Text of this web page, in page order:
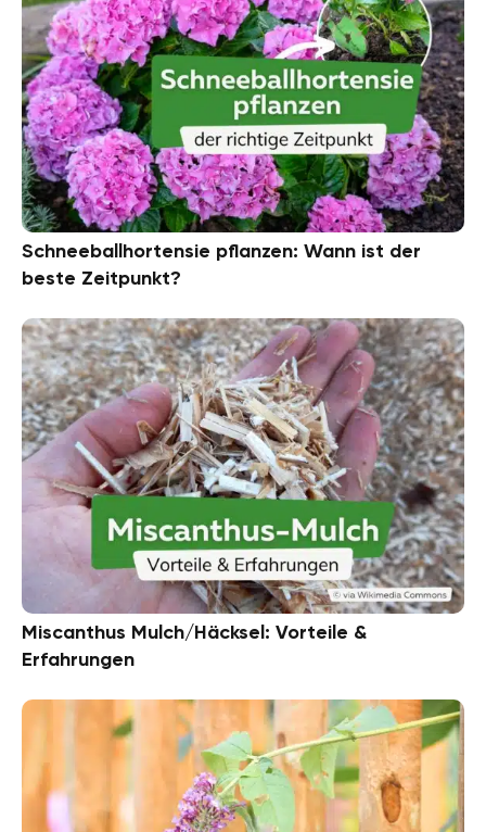
Schneeballhortensie pflanzen: Wann ist der
beste Zeitpunkt?
Miscanthus Mulch/Häcksel: Vorteile &
Erfahrungen